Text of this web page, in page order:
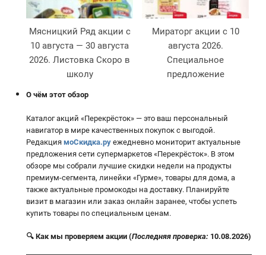
Мясницкий Ряд акции с
10 августа — 30 августа
2026. Листовка Скоро в
школу
Мираторг акции с 10
августа 2026.
Специальное
предложение
О чём этот обзор
Каталог акций «Перекрёсток» — это ваш персональный
навигатор в мире качественных покупок с выгодой.
Редакция моСкидка.ру ежедневно мониторит актуальные
предложения сети супермаркетов «Перекрёсток». В этом
обзоре мы собрали лучшие скидки недели на продукты
премиум-сегмента, линейки «Гурме», товары для дома, а
также актуальные промокоды на доставку. Планируйте
визит в магазин или заказ онлайн заранее, чтобы успеть
купить товары по специальным ценам.
🔍 Как мы проверяем акции (Последняя проверка: 10.08.2026)